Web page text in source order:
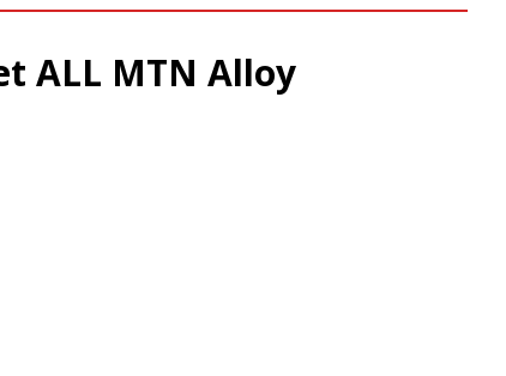
ALL MTN Alloy